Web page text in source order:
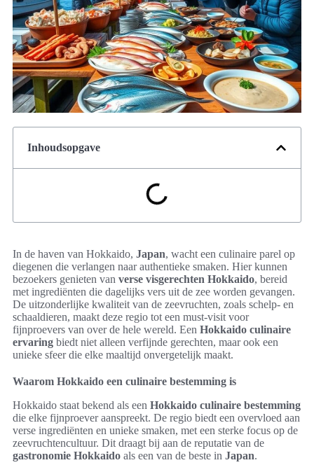
Inhoudsopgave
In de haven van Hokkaido, Japan, wacht een culinaire parel op
diegenen die verlangen naar authentieke smaken. Hier kunnen
bezoekers genieten van verse visgerechten Hokkaido, bereid
met ingrediënten die dagelijks vers uit de zee worden gevangen.
De uitzonderlijke kwaliteit van de zeevruchten, zoals schelp- en
schaaldieren, maakt deze regio tot een must-visit voor
fijnproevers van over de hele wereld. Een Hokkaido culinaire
ervaring biedt niet alleen verfijnde gerechten, maar ook een
unieke sfeer die elke maaltijd onvergetelijk maakt.
Waarom Hokkaido een culinaire bestemming is
Hokkaido staat bekend als een Hokkaido culinaire bestemming
die elke fijnproever aanspreekt. De regio biedt een overvloed aan
verse ingrediënten en unieke smaken, met een sterke focus op de
zeevruchtencultuur. Dit draagt bij aan de reputatie van de
gastronomie Hokkaido als een van de beste in Japan.